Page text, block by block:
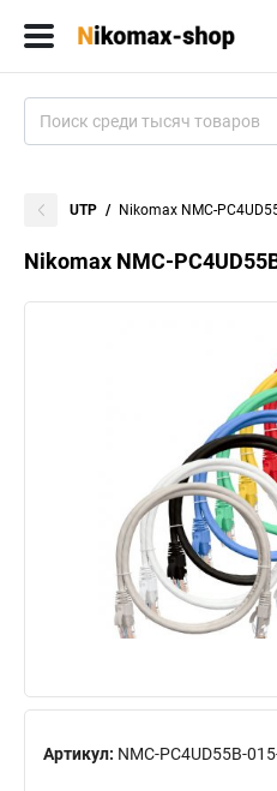
UTP Nikomax NMC-
Nikomax NMC-
Артикул: NMC-PC4UD55B-